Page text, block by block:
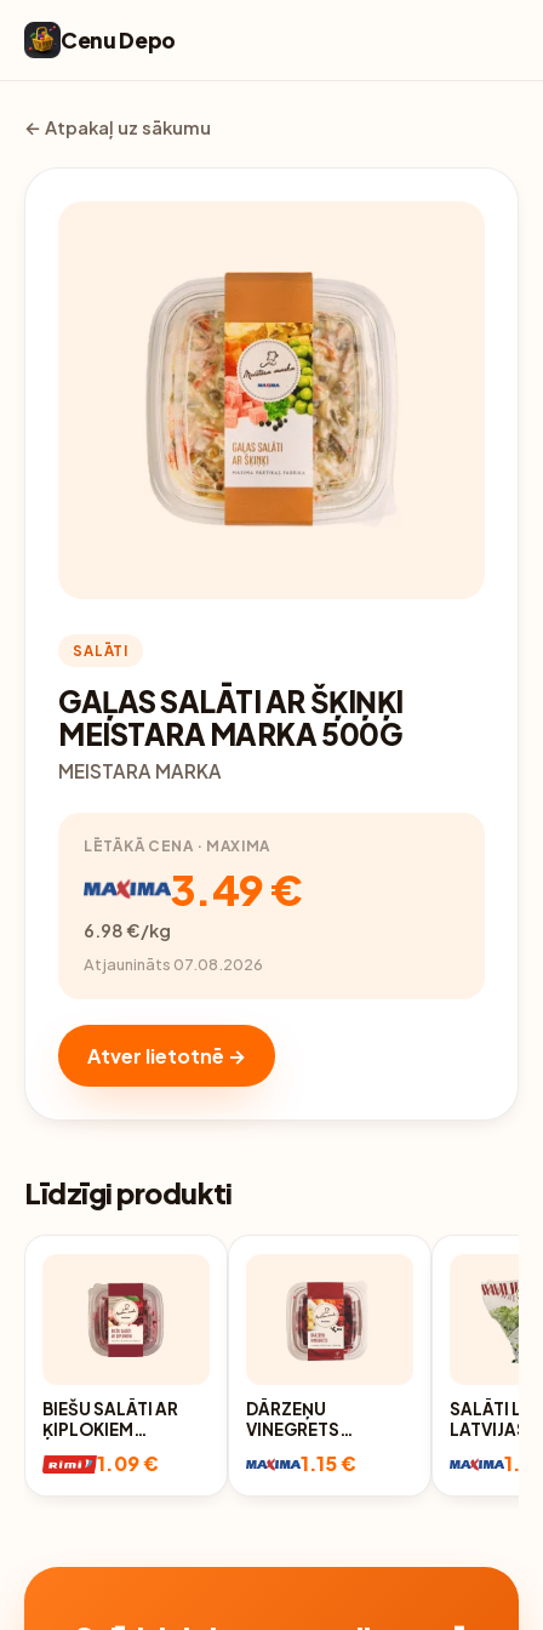
Cenu Depo
← Atpakaļ uz sākumu
SALĀTI
GAĻAS SALĀTI AR ŠĶIŅĶI
MEISTARA MARKA 500G
MEISTARA MARKA
LĒTĀKĀ CENA · MAXIMA
3.49 €
6.98 €/kg
Atjaunināts 07.08.2026
Atver lietotnē →
Līdzīgi produkti
BIEŠU SALĀTI AR
ĶIPLOKIEM
200G 1.09 €
DĀRZEŅU
VINEGRETS
200G 1.15 €
SALĀTI
LATVIJAS